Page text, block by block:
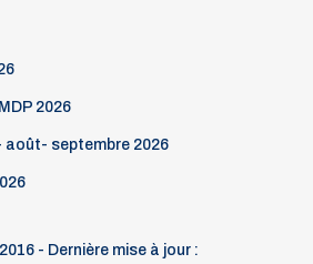
2026
août- septembre 2026
- Dernière mise à jour :